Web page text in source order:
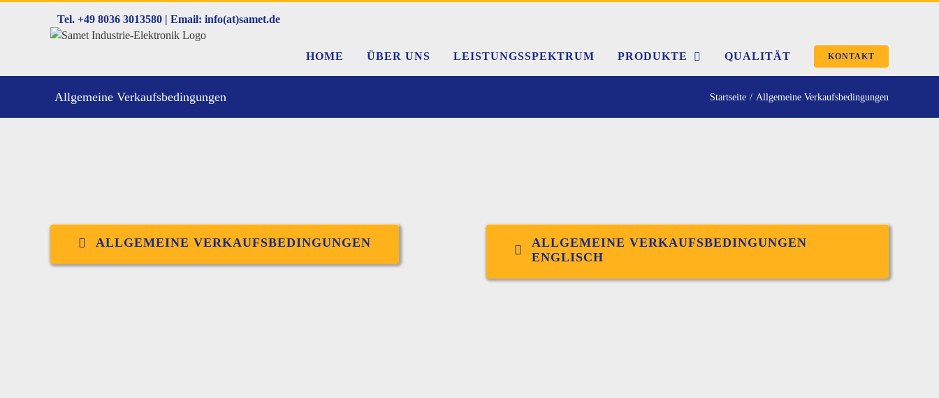
Tel. +49 8036 3013580 | Email: info(at)samet.de
HOME ÜBER UNS LEISTUNGSSPEKTRUM PRODUKTE QUALITÄT KONTAKT
Allgemeine Verkaufsbedingungen Startseite Allgemeine Verkaufsbedingungen
ALLGEMEINE VERKAUFSBEDINGUNGEN
ALLGEMEINE VERKAUFSBEDINGUNGEN
ENGLISCH